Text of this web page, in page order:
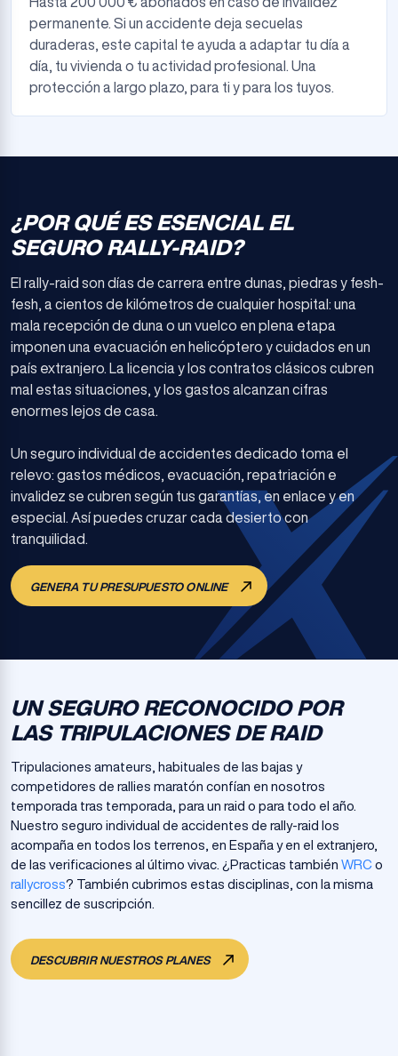
permanente. Si un accidente deja secuelas
duraderas, este capital te ayuda a adaptar tu día a
día, tu vivienda o tu actividad profesional. Una
protección a largo plazo, para ti y para los tuyos.
¿POR QUÉ ES ESENCIAL EL
SEGURO RALLY-RAID?
El rally-raid son días de carrera entre dunas, piedras y fesh-
fesh, a cientos de kilómetros de cualquier hospital: una
mala recepción de duna o un vuelco en plena etapa
imponen una evacuación en helicóptero y cuidados en un
país extranjero. La licencia y los contratos clásicos cubren
mal estas situaciones, y los gastos alcanzan cifras
enormes lejos de casa.
Un seguro individual de accidentes dedicado toma el
relevo: gastos médicos, evacuación, repatriación e
invalidez se cubren según tus garantías, en enlace y en
especial. Así puedes cruzar cada desierto con
tranquilidad.
GENERA TU PRESUPUESTO ONLINE
UN SEGURO RECONOCIDO POR
LAS TRIPULACIONES DE RAID
Tripulaciones amateurs, habituales de las bajas y
competidores de rallies maratón confían en nosotros
temporada tras temporada, para un raid o para todo el año.
Nuestro seguro individual de accidentes de rally-raid los
acompaña en todos los terrenos, en España y en el extranjero,
de las verificaciones al último vivac. ¿Practicas también WRC o
rallycross? También cubrimos estas disciplinas, con la misma
sencillez de suscripción.
DESCUBRIR NUESTROS PLANES